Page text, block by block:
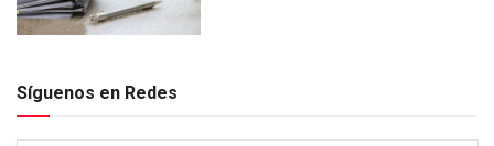
Síguenos en Redes